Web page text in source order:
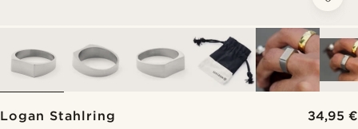
Logan Stahlring 34,95 €